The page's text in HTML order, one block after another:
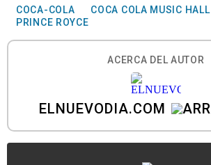
COCA-COLA
COCA COLA MUSIC HALL
PRINCE ROYCE
ACERCA DEL AUTOR
ELNUEVODIA.COM